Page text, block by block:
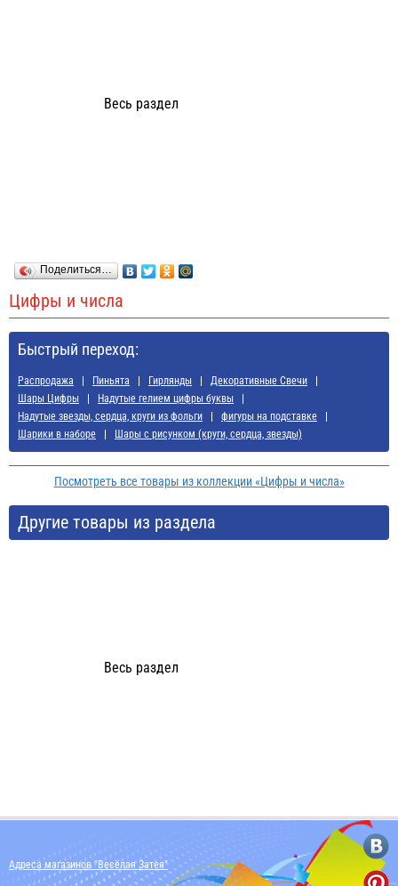
Весь раздел
Поделиться…
Цифры и числа
Быстрый переход:
Распродажа Пиньята Гирлянды
Декоративные Свечи
Шары Цифры
Надутые гелием цифры буквы
Надутые звезды, сердца, круги из фольги
фигуры на подставке
Шарики в наборе
Шары с рисунком (круги, сердца, звезды)
Посмотреть все товары из коллекции «Цифры и числа»
Другие товары из раздела
Весь раздел
Адреса магазинов "Весёлая Затея"